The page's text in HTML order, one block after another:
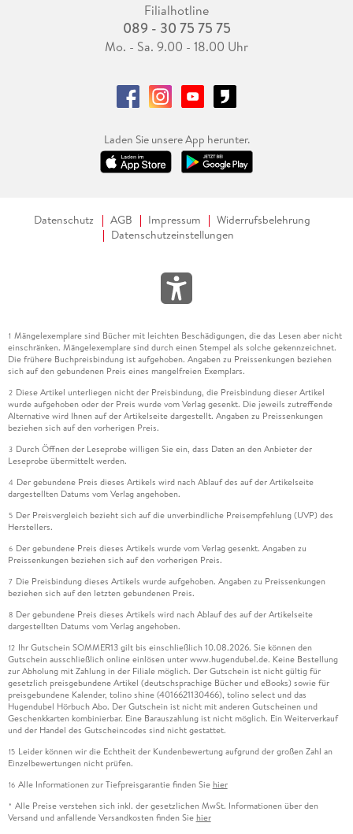
Filialhotline
089 - 30 75 75 75
Mo. - Sa. 9.00 - 18.00 Uhr
Laden Sie unsere App herunter.
Datenschutz AGB Impressum
Widerrufsbelehrung
Datenschutzeinstellungen
1 Mängelexemplare sind Bücher mit leichten Beschädigungen, die das Lesen aber nicht
einschränken. Mängelexemplare sind durch einen Stempel als solche gekennzeichnet.
Die frühere Buchpreisbindung ist aufgehoben. Angaben zu Preissenkungen beziehen
sich auf den gebundenen Preis eines mangelfreien Exemplars.
2 Diese Artikel unterliegen nicht der Preisbindung, die Preisbindung dieser Artikel
wurde aufgehoben oder der Preis wurde vom Verlag gesenkt. Die jeweils zutreffende
Alternative wird Ihnen auf der Artikelseite dargestellt. Angaben zu Preissenkungen
beziehen sich auf den vorherigen Preis.
3 Durch Öffnen der Leseprobe willigen Sie ein, dass Daten an den Anbieter der
Leseprobe übermittelt werden.
4 Der gebundene Preis dieses Artikels wird nach Ablauf des auf der Artikelseite
dargestellten Datums vom Verlag angehoben.
5 Der Preisvergleich bezieht sich auf die unverbindliche Preisempfehlung (UVP) des
Herstellers.
6 Der gebundene Preis dieses Artikels wurde vom Verlag gesenkt. Angaben zu
Preissenkungen beziehen sich auf den vorherigen Preis.
7 Die Preisbindung dieses Artikels wurde aufgehoben. Angaben zu Preissenkungen
beziehen sich auf den letzten gebundenen Preis.
8 Der gebundene Preis dieses Artikels wird nach Ablauf des auf der Artikelseite
dargestellten Datums vom Verlag angehoben.
12 Ihr Gutschein SOMMER13 gilt bis einschließlich 10.08.2026. Sie können den
Gutschein ausschließlich online einlösen unter www.hugendubel.de. Keine Bestellung
zur Abholung mit Zahlung in der Filiale möglich. Der Gutschein ist nicht gültig für
gesetzlich preisgebundene Artikel (deutschsprachige Bücher und eBooks) sowie für
preisgebundene Kalender, tolino shine (4016621130466), tolino select und das
Hugendubel Hörbuch Abo. Der Gutschein ist nicht mit anderen Gutscheinen und
Geschenkkarten kombinierbar. Eine Barauszahlung ist nicht möglich. Ein Weiterverkauf
und der Handel des Gutscheincodes sind nicht gestattet.
15 Leider können wir die Echtheit der Kundenbewertung aufgrund der großen Zahl an
Einzelbewertungen nicht prüfen.
16 Alle Informationen zur Tiefpreisgarantie finden Sie hier
* Alle Preise verstehen sich inkl. der gesetzlichen MwSt. Informationen über den
Versand und anfallende Versandkosten finden Sie hier